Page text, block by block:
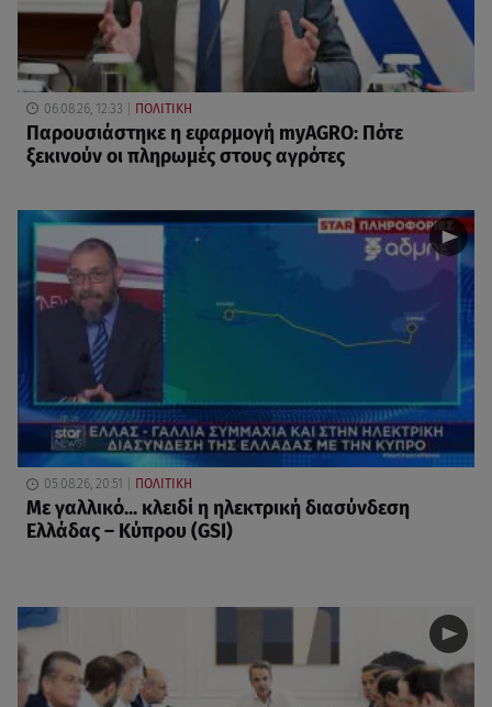
06.08.26, 12:33 ΠΟΛΙΤΙΚΗ
Παρουσιάστηκε η εφαρμογή myAGRO: Πότε
ξεκινούν οι πληρωμές στους αγρότες
05.08.26, 20:51 ΠΟΛΙΤΙΚΗ
Με γαλλικό... κλειδί η ηλεκτρική διασύνδεση
Ελλάδας – Κύπρου (GSI)